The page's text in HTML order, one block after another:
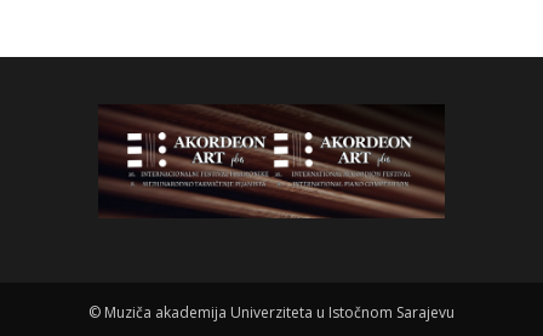
plus
© Muziča akademija Univerziteta u Istočnom Sarajevu